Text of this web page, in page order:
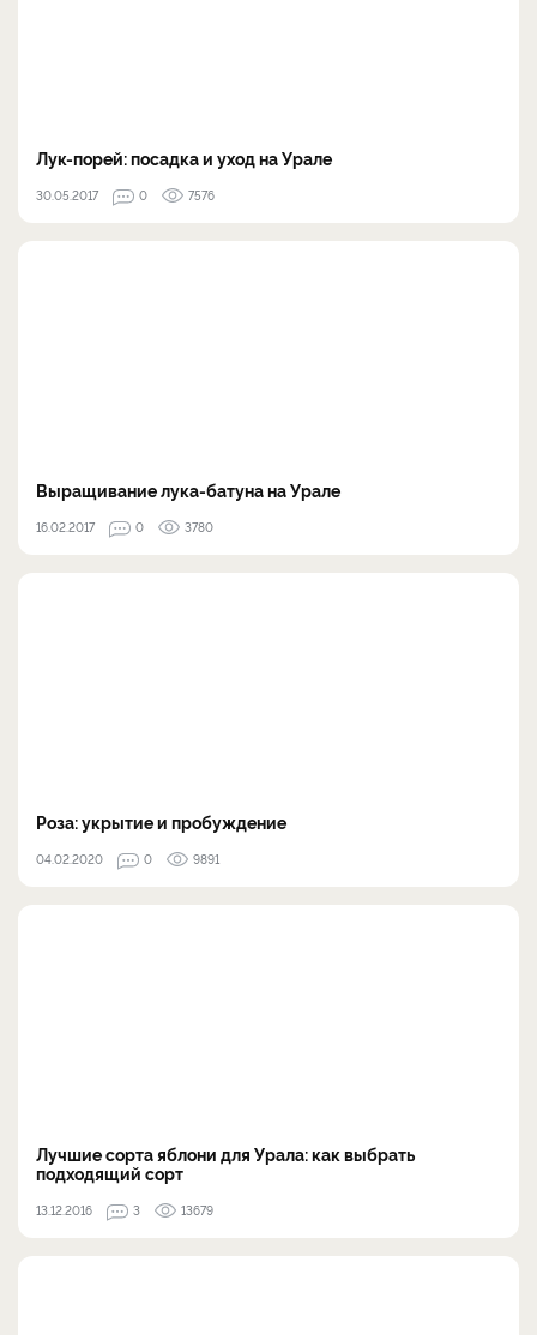
Лук-порей: посадка и уход на Урале
30.05.2017 0 7576
Выращивание лука-батуна на Урале
16.02.2017 0 3780
Роза: укрытие и пробуждение
04.02.2020 0 9891
Лучшие сорта яблони для Урала: как выбрать
подходящий сорт
13.12.2016 3 13679